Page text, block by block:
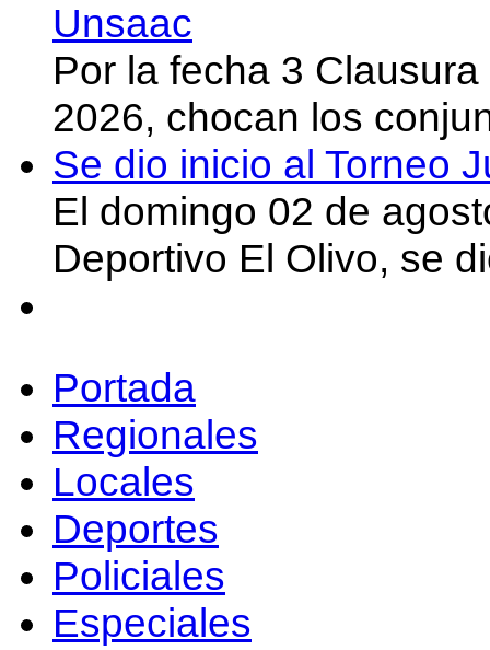
Unsaac
Por la fecha 3
2026, chocan los
Se dio inicio al Torneo
El domingo 02 de
Deportivo El Olivo, se
Portada
Regionales
Locales
Deportes
Policiales
Especiales